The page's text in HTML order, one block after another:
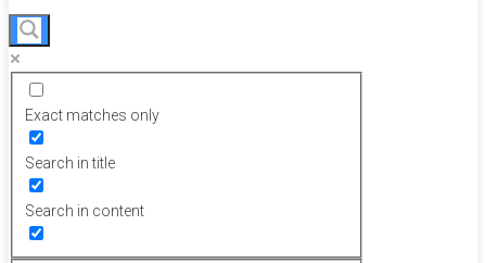
Exact matches only
Search in title
Search in content